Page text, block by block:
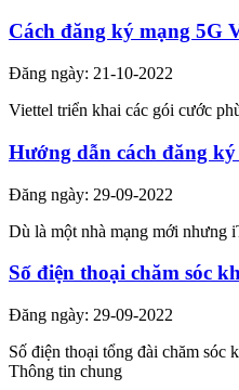
Cách đăng ký mạng 5G
Đăng ngày: 21-10-2022
Viettel triển khai các gói cước
Hướng dẫn cách đăng
Đăng ngày: 29-09-2022
Dù là một nhà mạng mới nhưng
Số điện thoại chăm sóc
Đăng ngày: 29-09-2022
Số điện thoại tổng đài chăm sóc
Thông tin chung